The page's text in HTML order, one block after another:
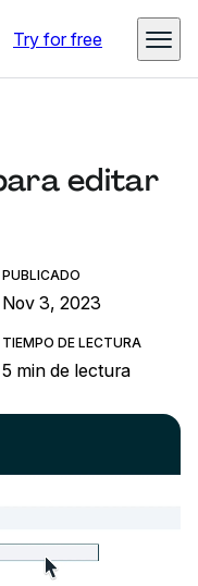
Try for free
editar
PUBLICADO
Nov 3, 2023
TIEMPO DE LECTURA
5 min de lectura